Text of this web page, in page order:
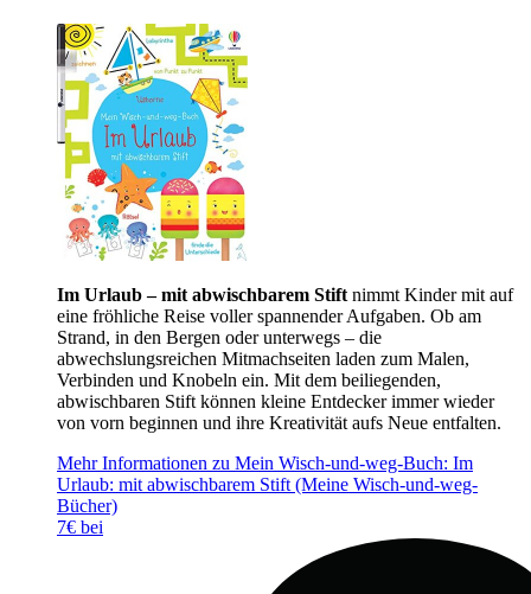
Im Urlaub – mit abwischbarem Stift nimmt Kinder mit auf
eine fröhliche Reise voller spannender Aufgaben. Ob am
Strand, in den Bergen oder unterwegs – die
abwechslungsreichen Mitmachseiten laden zum Malen,
Verbinden und Knobeln ein. Mit dem beiliegenden,
abwischbaren Stift können kleine Entdecker immer wieder
von vorn beginnen und ihre Kreativität aufs Neue entfalten.
Mehr Informationen zu Mein Wisch-und-weg-Buch: Im
Urlaub: mit abwischbarem Stift (Meine Wisch-und-weg-
Bücher)
7€ bei